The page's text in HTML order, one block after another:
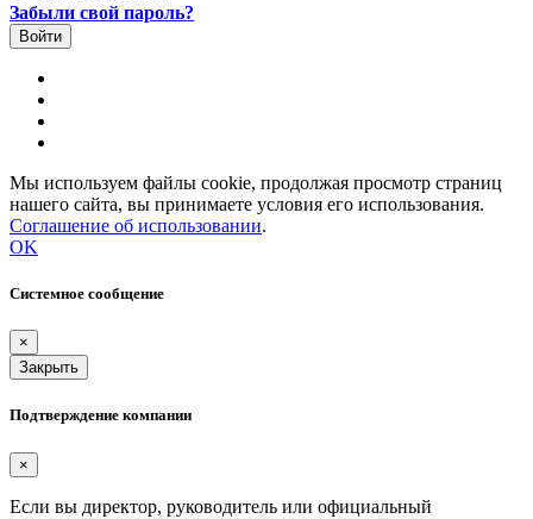
Забыли свой пароль?
Мы используем файлы cookie, продолжая просмотр страниц
нашего сайта, вы принимаете условия его использования.
Соглашение об использовании.
OK
Системное сообщение
×
Закрыть
Подтверждение компании
×
Если вы директор, руководитель или официальный